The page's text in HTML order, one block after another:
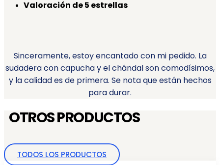
Valoración de 5 estrellas
Sinceramente, estoy encantado con mi pedido. La
sudadera con capucha y el chándal son comodísimos,
y la calidad es de primera. Se nota que están hechos
para durar.
OTROS PRODUCTOS
TODOS LOS PRODUCTOS